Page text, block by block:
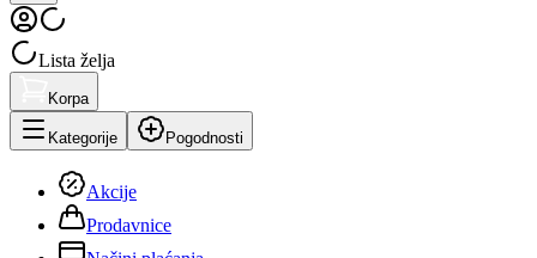
Lista želja
Korpa
Kategorije Pogodnosti
Akcije
Prodavnice